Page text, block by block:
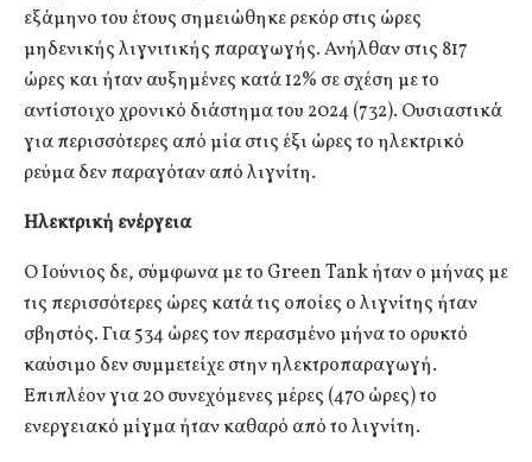
εξάμηνο του έτους σημειώθηκε ρεκόρ στις ώρες
μηδενικής λιγνιτικής παραγωγής. Ανήλθαν στις 817
ώρες και ήταν αυξημένες κατά 12% σε σχέση με το
αντίστοιχο χρονικό διάστημα του 2024 (732). Ουσιαστικά
για περισσότερες από μία στις έξι ώρες το ηλεκτρικό
ρεύμα δεν παραγόταν από λιγνίτη.
Ηλεκτρική ενέργεια
Ο Ιούνιος δε, σύμφωνα με το Green Tank ήταν ο μήνας με
τις περισσότερες ώρες κατά τις οποίες ο λιγνίτης ήταν
σβηστός. Για 534 ώρες τον περασμένο μήνα το ορυκτό
καύσιμο δεν συμμετείχε στην ηλεκτροπαραγωγή.
Επιπλέον για 20 συνεχόμενες μέρες (470 ώρες) το
ενεργειακό μίγμα ήταν καθαρό από το λιγνίτη.